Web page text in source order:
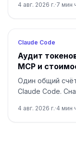
сессию и
4 авг. 2026 г.·7 мин
Claude Code
Аудит
MCP и
Один общий
Claude Code.
MCP и чистую
4 авг. 2026 г.·4 мин